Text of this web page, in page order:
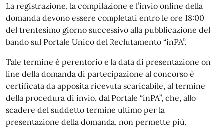
La registrazione, la compilazione e l’invio online della
domanda devono essere completati entro le ore 18:00
del trentesimo giorno successivo alla pubblicazione del
bando sul Portale Unico del Reclutamento “inPA”.
Tale termine è perentorio e la data di presentazione on
line della domanda di partecipazione al concorso è
certificata da apposita ricevuta scaricabile, al termine
della procedura di invio, dal Portale “inPA”, che, allo
scadere del suddetto termine ultimo per la
presentazione della domanda, non permette più,